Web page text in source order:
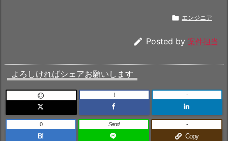
 エンジニア
 Posted by 案件担当
よろしければシェアお願いします
 ! -
B!
0 Send
Copy
-